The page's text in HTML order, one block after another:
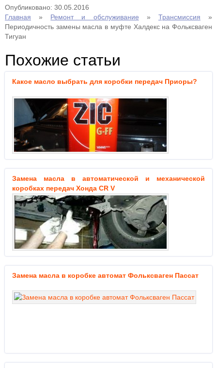
Опубликовано: 30.05.2016
Главная » Ремонт и обслуживание » Трансмиссия »
Периодичность замены масла в муфте Халдекс на Фольксваген
Тигуан
Похожие статьи
Какое масло выбрать для коробки передач Приоры?
Замена масла в автоматической и механической
коробках передач Хонда CR V
Замена масла в коробке автомат Фольксваген Пассат